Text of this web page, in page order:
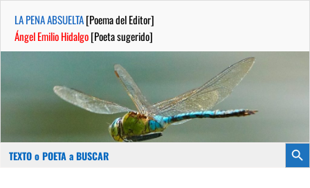
LA PENA ABSUELTA[Poema del Editor]
Ángel Emilio Hidalgo[Poeta sugerido]
Buscar: